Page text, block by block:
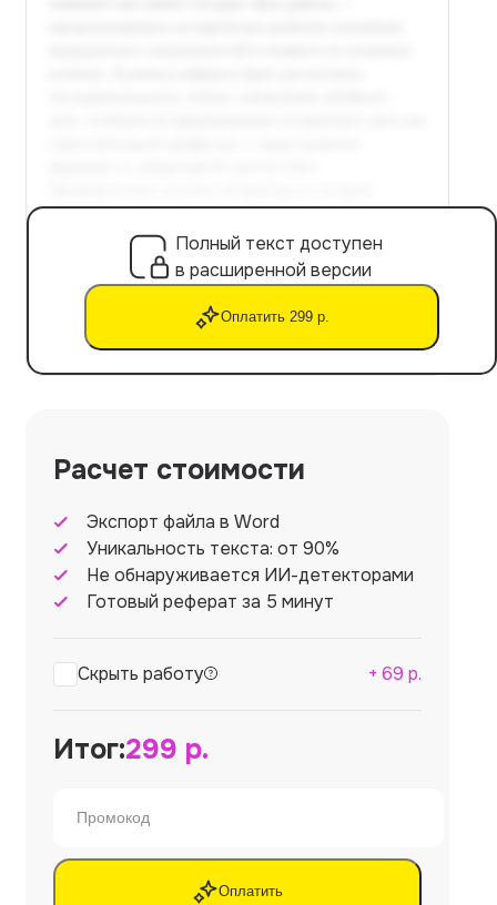
Полный текст доступен
в расширенной версии
Оплатить 299 р.
Расчет стоимости
Экспорт файла в Word
Уникальность текста: от 90%
Не обнаруживается ИИ-детекторами
Готовый реферат за 5 минут
Скрыть работу + 69 р.
Итог:299 р.
Оплатить